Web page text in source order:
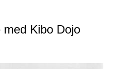
med Kibo Dojo